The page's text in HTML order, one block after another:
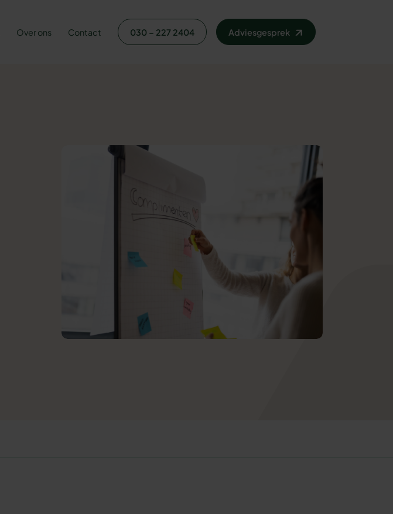
Over ons Contact 030 – 227 2404 Adviesgesprek